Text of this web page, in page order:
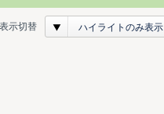
表示切替 ハイライトのみ表示